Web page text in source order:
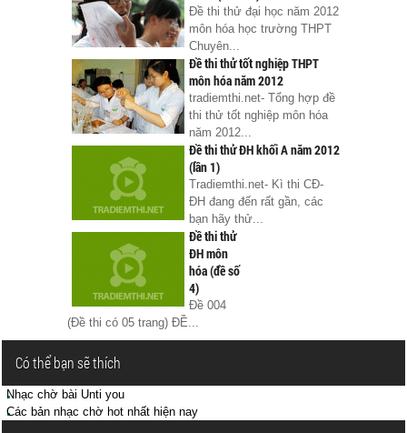
Đề thi thử đại học năm 2012
môn hóa học trường THPT
Chuyên...
Đề thi thử tốt nghiệp THPT
môn hóa năm 2012
tradiemthi.net- Tổng hợp đề
thi thử tốt nghiệp môn hóa
năm 2012...
Đề thi thử ĐH khối A năm 2012
(lần 1)
Tradiemthi.net- Kì thi CĐ-
ĐH đang đến rất gần, các
bạn hãy thử...
Đề thi thử
ĐH môn
hóa (đề số
4)
Đề 004
(Đề thi có 05 trang) ĐỀ...
Có thể bạn sẽ thích
Nhạc chờ bài Unti you
Các bản nhạc chờ hot nhất hiện nay